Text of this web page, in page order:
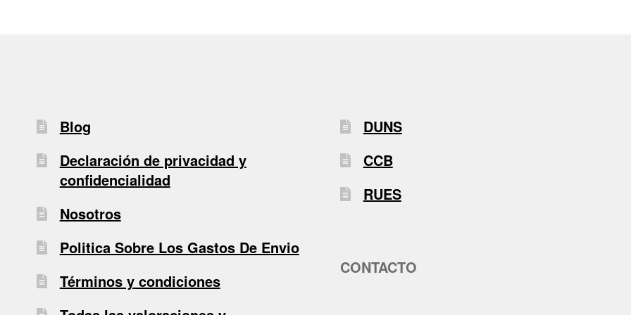
Blog
Declaración de privacidad y
confidencialidad
Nosotros
Politica Sobre Los Gastos De Envio
Términos y condiciones
DUNS
CCB
RUES
CONTACTO